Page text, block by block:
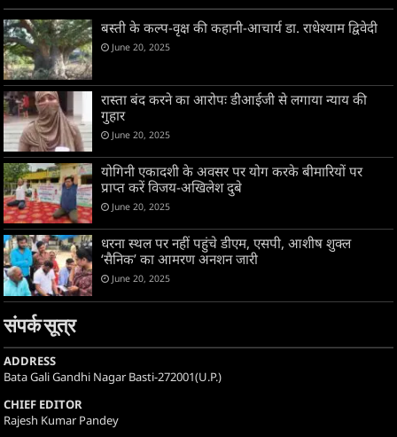
बस्ती के कल्प-वृक्ष की कहानी-आचार्य डा. राधेश्याम द्विवेदी
June 20, 2025
रास्ता बंद करने का आरोपः डीआईजी से लगाया न्याय की
गुहार
June 20, 2025
योगिनी एकादशी के अवसर पर योग करके बीमारियों पर
प्राप्त करें विजय-अखिलेश दुबे
June 20, 2025
धरना स्थल पर नहीं पहुंचे डीएम, एसपी, आशीष शुक्ल
‘सैनिक’ का आमरण अनशन जारी
June 20, 2025
संपर्क सूत्र
ADDRESS
Bata Gali Gandhi Nagar Basti-272001(U.P.)
CHIEF EDITOR
Rajesh Kumar Pandey